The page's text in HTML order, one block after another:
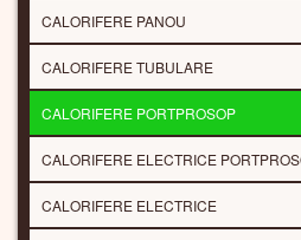
CALORIFERE PANOU
CALORIFERE TUBULARE
CALORIFERE PORTPROSOP
CALORIFERE ELECTRICE
CALORIFERE ELECTRICE